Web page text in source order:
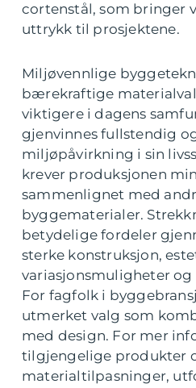
cortenstål, som bringer
uttrykk til prosjektene.
Miljøvennlige
bærekraftige
viktigere i dagens
gjenvinnes fullstendig
miljøpåvirkning i sin
krever produksjonen
sammenlignet med
byggematerialer.
betydelige fordeler
sterke konstruksjon,
variasjonsmuligheter
For fagfolk i
utmerket valg som
med design. For mer
tilgjengelige produkter
materialtilpasninger,